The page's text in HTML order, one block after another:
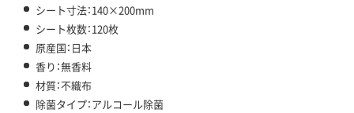
シート寸法：140×200mm
シート枚数：120枚
原産国：日本
香り：無香料
材質：不織布
除菌タイプ：アルコール除菌